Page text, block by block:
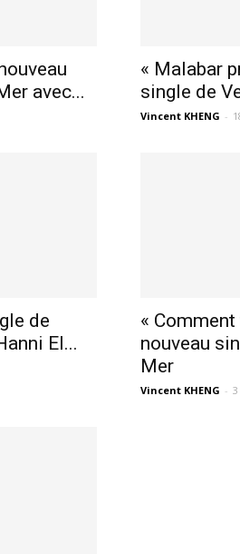
avec...
« Malabar
single de
Vincent KHENG -
de
El...
«
nouveau
Mer
Vincent KHENG -